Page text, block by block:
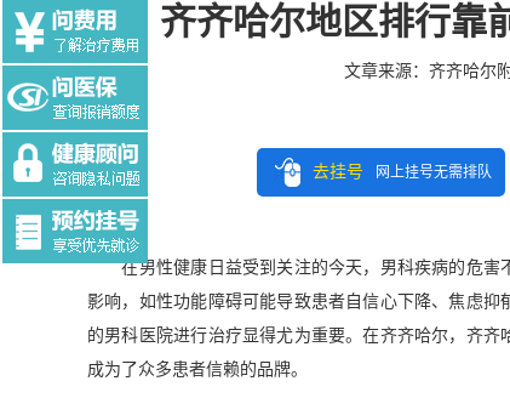
齐齐哈尔地区排行靠
文章来源： 齐齐哈尔
去挂号 网上挂号无需排队
Tag:$tag
在男性健康日益受到关注的今天，男科疾病的危害
影响，如性功能障碍可能导致患者自信心下降、焦虑
的男科医院进行治疗显得尤为重要。在齐齐哈尔，齐齐
成为了众多患者信赖的品牌。